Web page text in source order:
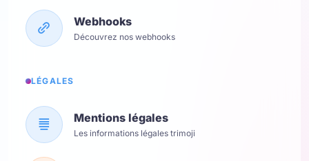
Webhooks
Découvrez nos webhooks
LÉGALES
Mentions légales
Les informations légales trimoji